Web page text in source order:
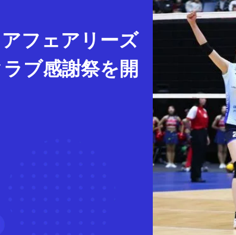
フェアリーズ
ブ感謝祭を開